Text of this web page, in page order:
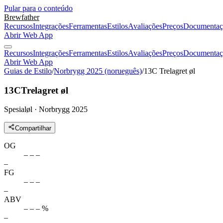
Pular para o conteúdo
Brewfather
RecursosIntegraçõesFerramentasEstilosAvaliaçõesPreços
Abrir Web App
RecursosIntegraçõesFerramentasEstilosAvaliaçõesPreços
Abrir Web App
Guias de Estilo/Norbrygg 2025 (norueguês)/13C Trelagret øl
13CTrelagret øl
Spesialøl · Norbrygg 2025
Compartilhar
OG
– – –
–
FG
– – –
–
ABV
– – – %
–